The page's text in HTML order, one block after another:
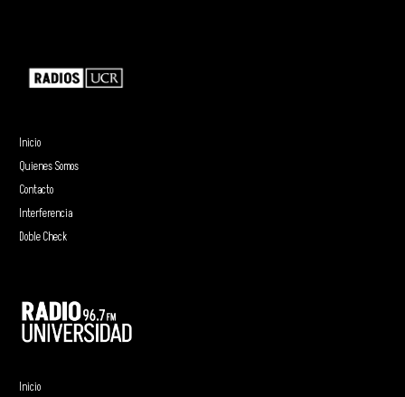
Inicio
Quienes Somos
Contacto
Interferencia
Doble Check
Inicio